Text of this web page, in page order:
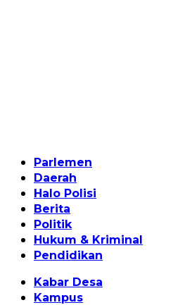
Home
Parlemen
Daerah
Halo Polisi
Berita
Politik
Hukum & Kriminal
Pendidikan
Kabar Desa
Kampus